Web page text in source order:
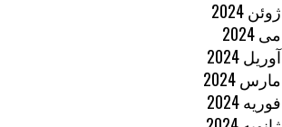
ژوئن 2024
می 2024
آوریل 2024
مارس 2024
فوریه 2024